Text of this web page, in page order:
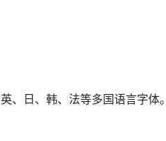
、日、韩、法等多国语言字体